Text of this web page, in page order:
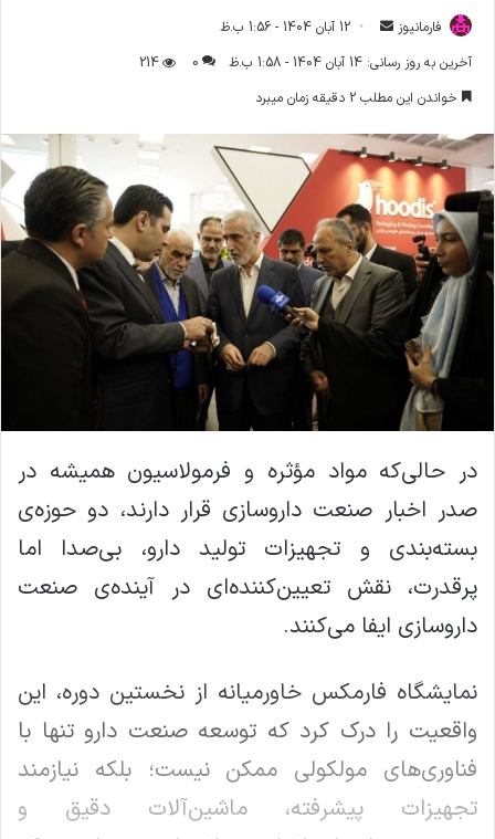
فارمانیوز
ا
ل
ا
ی
م
ی
ل
12 آبان 1404 - 1:56 ب.ظ
آخرین به روز رسانی: 14 آبان 1404 - 1:58 ب.ظ
0
214
خواندن این مطلب 2 دقیقه زمان میبرد
در حالی‌که مواد مؤثره و فرمولاسیون همیشه در
صدر اخبار صنعت داروسازی قرار دارند، دو حوزه‌ی
بسته‌بندی و تجهیزات تولید دارو، بی‌صدا اما
پرقدرت، نقش تعیین‌کننده‌ای در آینده‌ی صنعت
داروسازی ایفا می‌کنند.
نمایشگاه فارمکس خاورمیانه از نخستین دوره، این
واقعیت را درک کرد که توسعه صنعت دارو تنها با
فناوری‌های مولکولی ممکن نیست؛ بلکه نیازمند
تجهیزات پیشرفته، ماشین‌آلات دقیق و